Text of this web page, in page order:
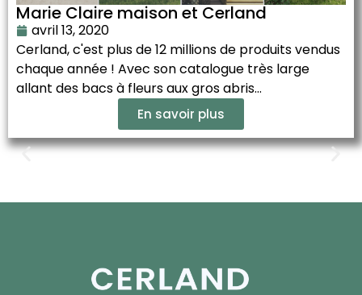
Marie Claire maison et Cerland
avril 13, 2020
Cerland, c'est plus de 12 millions de produits vendus
chaque année ! Avec son catalogue très large
allant des bacs à fleurs aux gros abris...
En savoir plus